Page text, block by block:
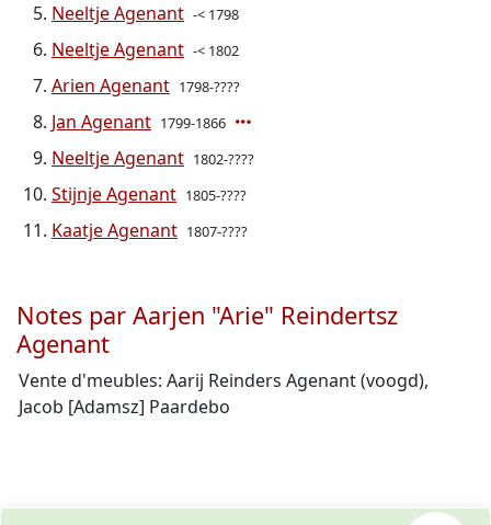
Neeltje Agenant -< 1798
Neeltje Agenant -< 1802
Arien Agenant 1798-????
Jan Agenant 1799-1866
Neeltje Agenant 1802-????
Stijnje Agenant 1805-????
Kaatje Agenant 1807-????
Notes par Aarjen "Arie" Reindertsz
Agenant
Vente d'meubles: Aarij Reinders Agenant (voogd),
Jacob [Adamsz] Paardebo